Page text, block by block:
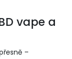
vape a
–